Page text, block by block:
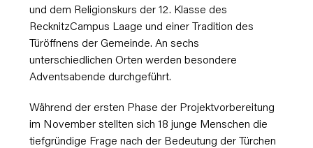
und dem Religionskurs der 12. Klasse des
RecknitzCampus Laage und einer Tradition des
Türöffnens der Gemeinde. An sechs
unterschiedlichen Orten werden besondere
Adventsabende durchgeführt.
Während der ersten Phase der Projektvorbereitung
im November stellten sich 18 junge Menschen die
tiefgründige Frage nach der Bedeutung der Türchen